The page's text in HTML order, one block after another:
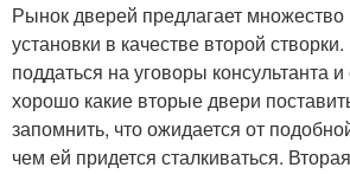
Рынок дверей предлагает множество
установки в качестве второй
поддаться на уговоры консультанта
хорошо какие вторые двери
запомнить, что ожидается от
чем ей придется сталкиваться.